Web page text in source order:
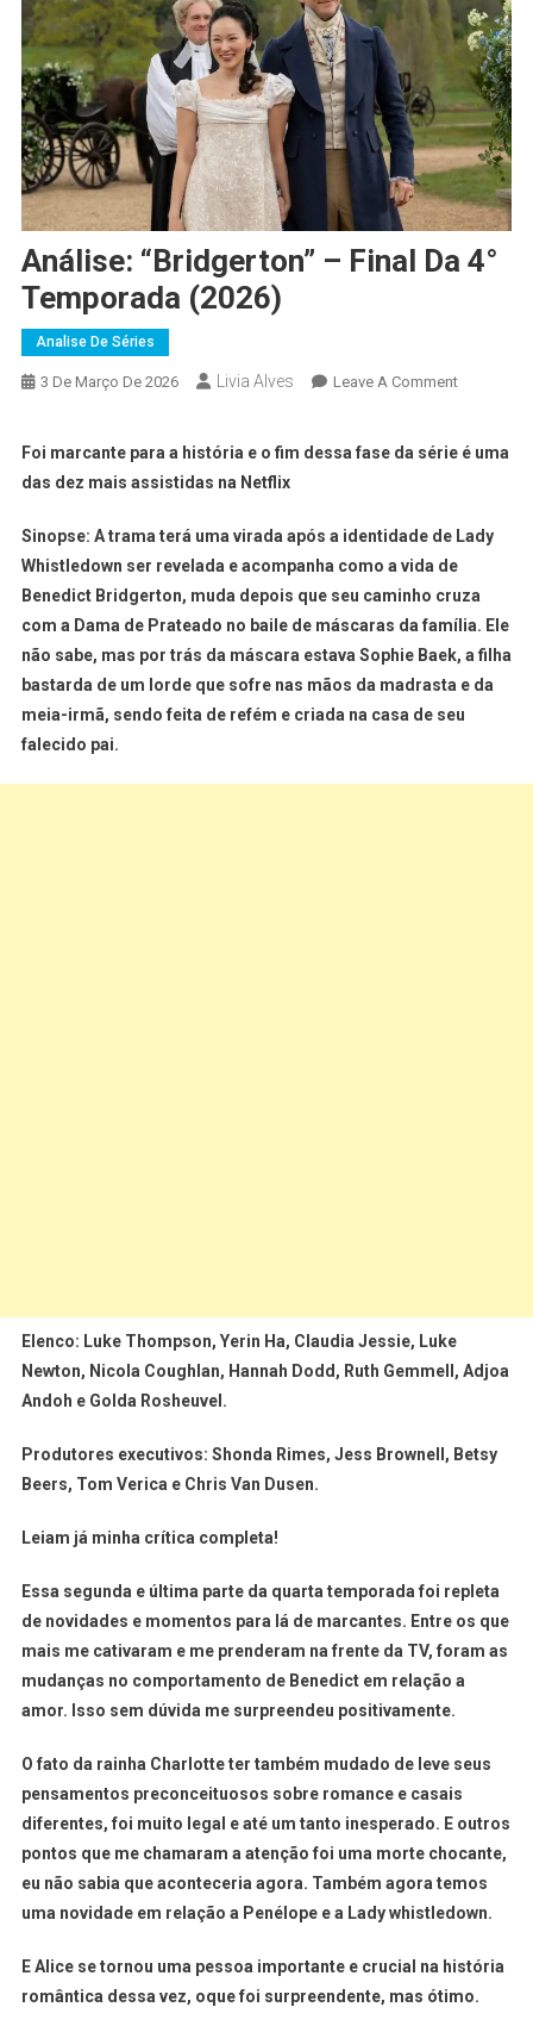
Análise: “Bridgerton” – Final Da 4°
Temporada (2026)
Analise De Séries
3 De Março De 2026 Livia Alves Leave A Comment
Foi marcante para a história e o fim dessa fase da série é uma
das dez mais assistidas na Netflix
Sinopse: A trama terá uma virada após a identidade de Lady
Whistledown ser revelada e acompanha como a vida de
Benedict Bridgerton, muda depois que seu caminho cruza
com a Dama de Prateado no baile de máscaras da família. Ele
não sabe, mas por trás da máscara estava Sophie Baek, a filha
bastarda de um lorde que sofre nas mãos da madrasta e da
meia-irmã, sendo feita de refém e criada na casa de seu
falecido pai.
Elenco: Luke Thompson, Yerin Ha, Claudia Jessie, Luke
Newton, Nicola Coughlan, Hannah Dodd, Ruth Gemmell, Adjoa
Andoh e Golda Rosheuvel.
Produtores executivos: Shonda Rimes, Jess Brownell, Betsy
Beers, Tom Verica e Chris Van Dusen.
Leiam já minha crítica completa!
Essa segunda e última parte da quarta temporada foi repleta
de novidades e momentos para lá de marcantes. Entre os que
mais me cativaram e me prenderam na frente da TV, foram as
mudanças no comportamento de Benedict em relação a
amor. Isso sem dúvida me surpreendeu positivamente.
O fato da rainha Charlotte ter também mudado de leve seus
pensamentos preconceituosos sobre romance e casais
diferentes, foi muito legal e até um tanto inesperado. E outros
pontos que me chamaram a atenção foi uma morte chocante,
eu não sabia que aconteceria agora. Também agora temos
uma novidade em relação a Penélope e a Lady whistledown.
E Alice se tornou uma pessoa importante e crucial na história
romântica dessa vez, oque foi surpreendente, mas ótimo.